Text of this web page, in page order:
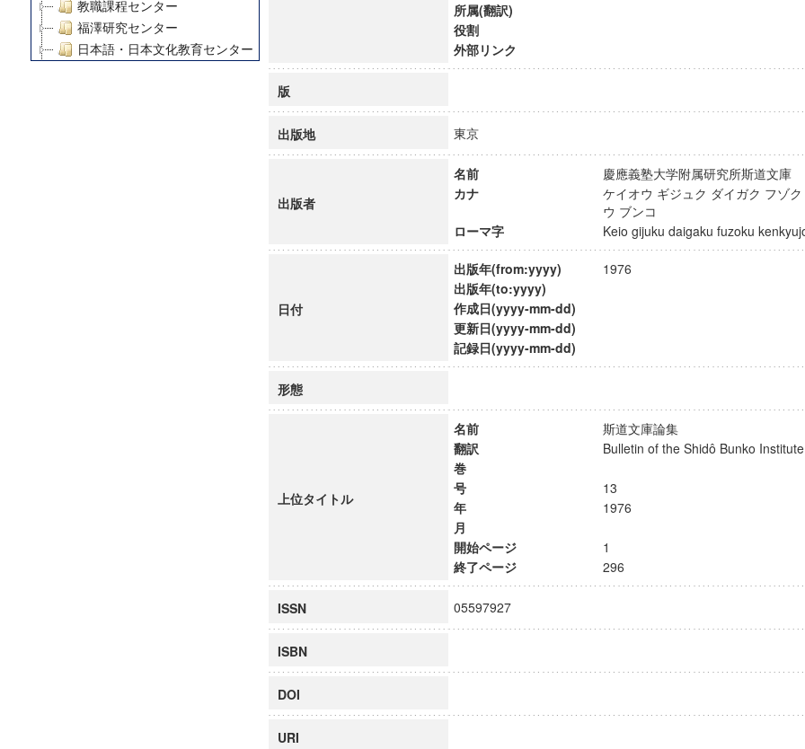
教職課程センター
福澤研究センター
日本語・日本文化教育センター
デジタルメディア・コンテンツ統合研究センター
グローバルリサーチインスティテュート
慶應義塾大学グローバルCOEプログラム市民社会ガバナンス教育研究センター
博士課程教育リーディングプログラム「超成熟社会発展のサイエンス」
所属(翻訳)
役割
外部リンク
版
出版地 東京
出版者
名前
慶應義塾大学附属研究所斯道文
カナ
ケイオウ ギジュク ダイガク フゾ
ウ ブンコ
ローマ字
Keio gijuku daigaku fuzoku
日付
出版年(from:yyyy)
1976
出版年(to:yyyy)
作成日(yyyy-mm-dd)
更新日(yyyy-mm-dd)
記録日(yyyy-mm-dd)
形態
上位タイトル
名前
斯道文庫論集
翻訳
Bulletin of the Shidô Bunko
巻
号
13
年
1976
月
開始ページ
1
終了ページ
296
ISSN 05597927
ISBN
DOI
URI